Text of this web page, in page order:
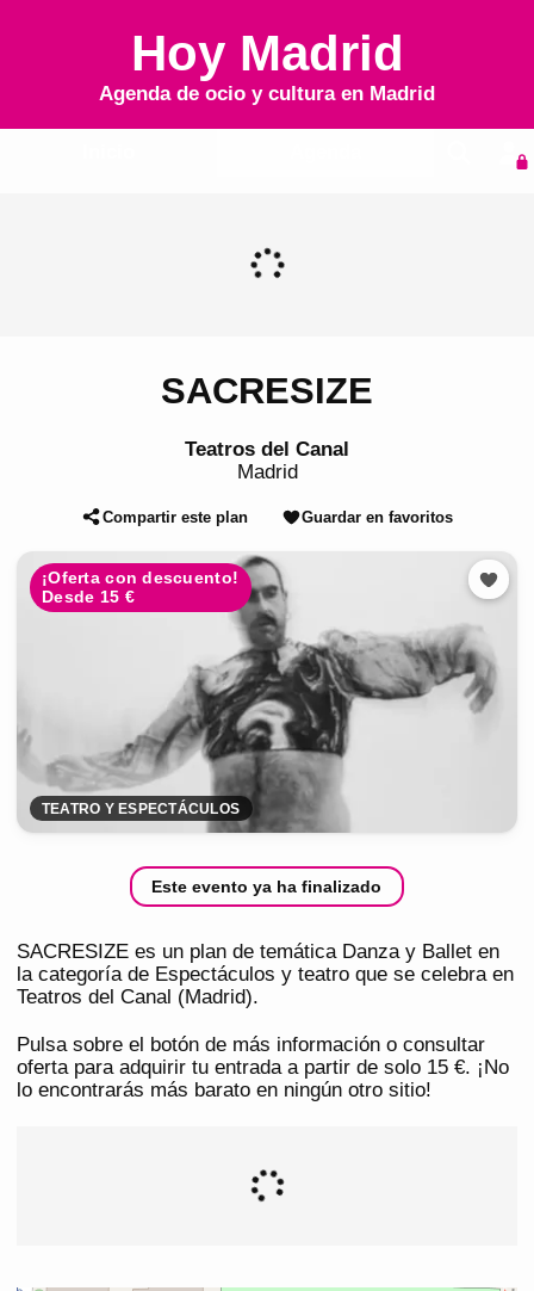
Hoy Madrid
Agenda de ocio y cultura en Madrid
SACRESIZE
Teatros del Canal
Madrid
Compartir este plan Guardar en favoritos
¡Oferta con descuento!
Desde 15 €
TEATRO Y ESPECTÁCULOS
Este evento ya ha finalizado
SACRESIZE es un plan de temática Danza y Ballet en
la categoría de Espectáculos y teatro que se celebra en
Teatros del Canal (Madrid).
Pulsa sobre el botón de más información o consultar
oferta para adquirir tu entrada a partir de solo 15 €. ¡No
lo encontrarás más barato en ningún otro sitio!